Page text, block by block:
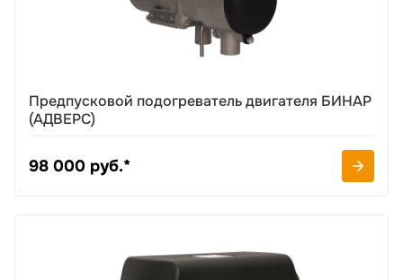
Предпусковой подогреватель двигателя БИНАР
(АДВЕРС)
98 000 руб.*